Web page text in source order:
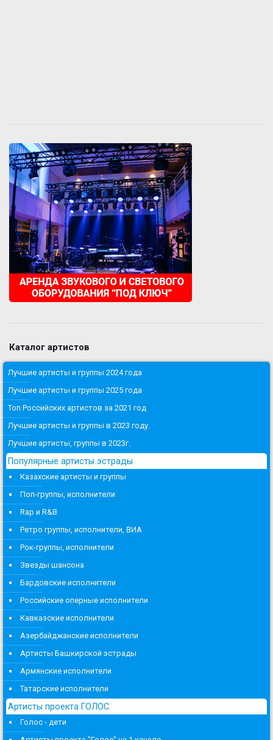
Каталог артистов
Лучшие артисты и группы 2024 года
Лучшие артисты и группы 2025 года
Топ Российских артистов за 2021 год
Лучшие артисты и группы в 2023 году.
Лучшие артисты, группы в 2023г.
Популярные артисты эстрады
Казахские артисты и группы
Поп-группы, исполнители
Rap и R&B
Ретро группы, исполнители, ВИА
Рок-группы, исполнители
Звезды шансона
Бардовские исполнители
Российские оперные исполнители
Кавказские исполнители
Азербайджанские исполнители
Артисты Башкирской эстрады
Армянские исполнители
Татарские исполнители
Артисты проекта ГОЛОС
Голос - дети